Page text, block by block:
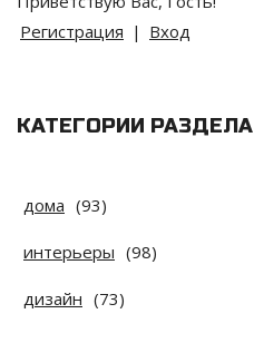
Регистрация | Вход
КАТЕГОРИИ РАЗДЕЛА
дома (93)
интерьеры (98)
дизайн (73)